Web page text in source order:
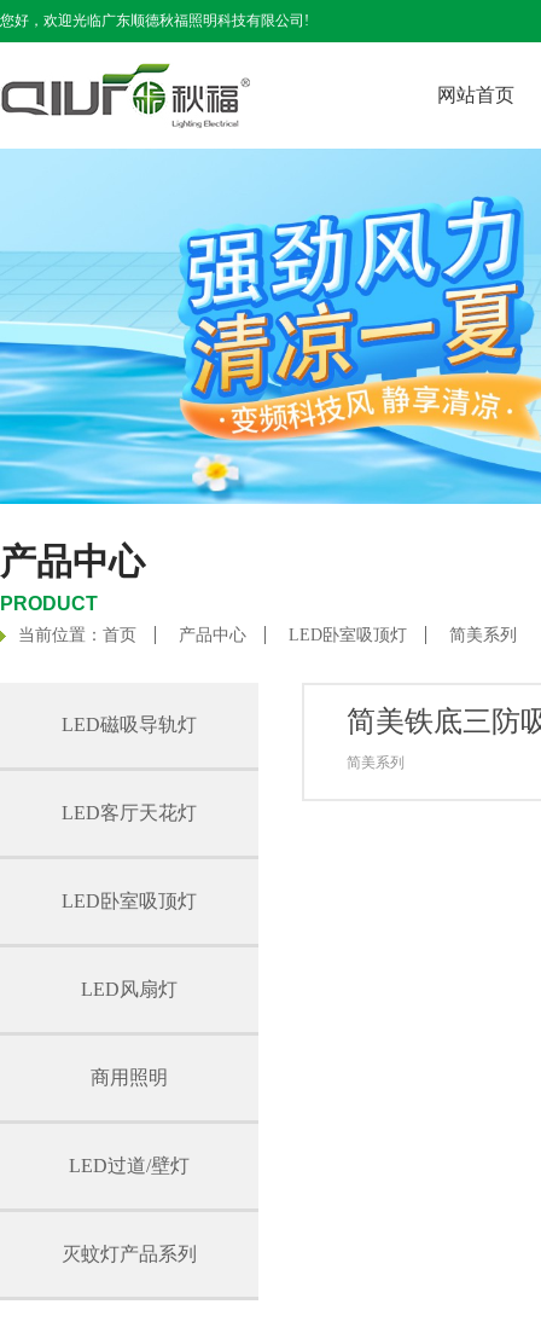
您好，欢迎光临广东顺德秋福照明科技有限公司!
网站首页
产品中心
PRODUCT
当前位置： 首页 产品中心 LED卧室吸顶灯 简美系列
LED磁吸导轨灯
LED客厅天花灯
LED卧室吸顶灯
LED风扇灯
商用照明
LED过道/壁灯
灭蚊灯产品系列
简美铁底三防
简美系列